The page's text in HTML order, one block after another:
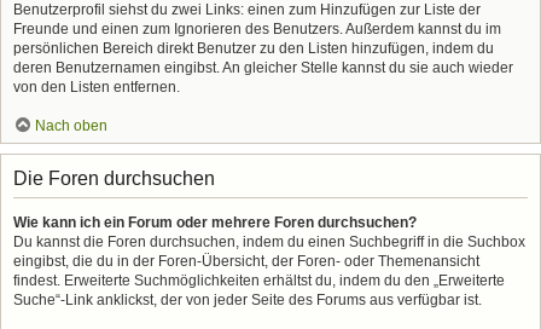
Benutzerprofil siehst du zwei Links: einen zum Hinzufügen zur Liste der
Freunde und einen zum Ignorieren des Benutzers. Außerdem kannst du im
persönlichen Bereich direkt Benutzer zu den Listen hinzufügen, indem du
deren Benutzernamen eingibst. An gleicher Stelle kannst du sie auch wieder
von den Listen entfernen.
Nach oben
Die Foren durchsuchen
Wie kann ich ein Forum oder mehrere Foren durchsuchen?
Du kannst die Foren durchsuchen, indem du einen Suchbegriff in die Suchbox
eingibst, die du in der Foren-Übersicht, der Foren- oder Themenansicht
findest. Erweiterte Suchmöglichkeiten erhältst du, indem du den „Erweiterte
Suche“-Link anklickst, der von jeder Seite des Forums aus verfügbar ist.